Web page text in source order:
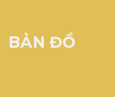
BẢN ĐỒ